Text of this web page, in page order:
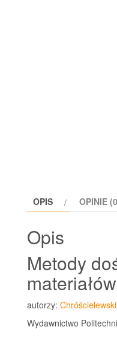
OPIS OPINIE
Opis
Metody
materiałów
autorzy:
Wydawnictwo